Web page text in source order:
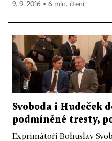
9. 9. 2016 ▪ 6 min. čtení
Svoboda i Hudeček
podmíněné tresty,
Exprimátoři Bohuslav